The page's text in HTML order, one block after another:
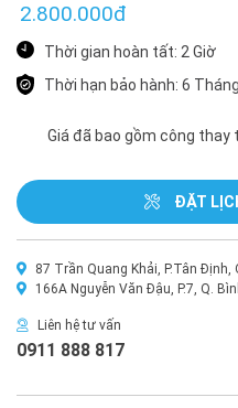
2.800.000đ
Thời gian hoàn tất: 2 Giờ
Thời hạn bảo hành: 6 Tháng
Giá đã bao gồm công thay
ĐẶT
87 Trần Quang Khải, P.Tân Định,
166A Nguyễn Văn Đậu, P.7, Q.
Liên hệ tư vấn
0911 888 817